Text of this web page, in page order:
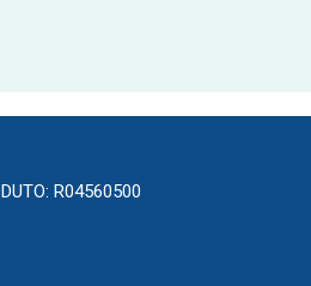
R04560500